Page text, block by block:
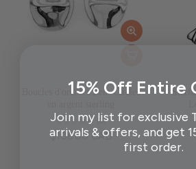
Boucles d'oreilles Bent Circles
(0)
$106.00 CAD
15% Off Entire
Join my list for exclusive
arrivals & offers, and get
first order.